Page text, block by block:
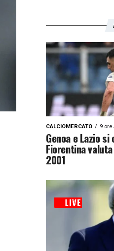
CALCIOMERCATO 9 ore
Genoa e Lazio
Fiorentina
2001